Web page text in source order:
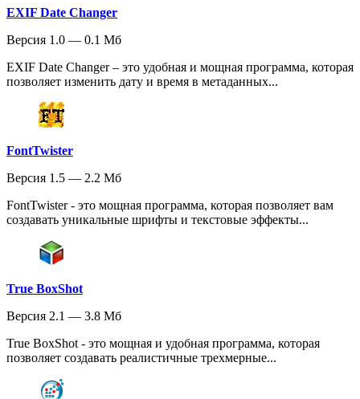
EXIF Date Changer
Версия 1.0 — 0.1 Мб
EXIF Date Changer – это удобная и мощная программа, которая
позволяет изменить дату и время в метаданных...
FontTwister
Версия 1.5 — 2.2 Мб
FontTwister - это мощная программа, которая позволяет вам
создавать уникальные шрифты и текстовые эффекты...
True BoxShot
Версия 2.1 — 3.8 Мб
True BoxShot - это мощная и удобная программа, которая
позволяет создавать реалистичные трехмерные...